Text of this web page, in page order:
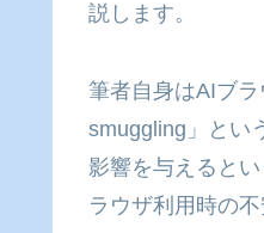
説します。
筆者自身はAIブ
smuggling」とい
影響を与えると
ラウザ利用時の